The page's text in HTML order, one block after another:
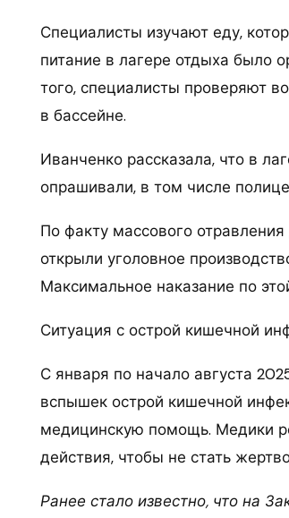
Специалисты изучают еду,
питание в лагере отдыха было
того, специалисты проверяют
в бассейне.
Иванченко рассказала, что в
опрашивали, в том числе
По факту массового
открыли уголовное
Максимальное наказание по
Ситуация с острой кишечной
С января по начало августа
вспышек острой кишечной
медицинскую помощь. Медики
действия, чтобы не стать
Ранее стало известно, что на